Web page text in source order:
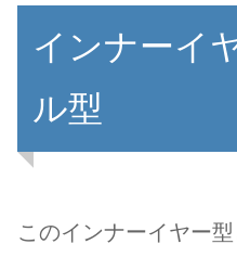
インナーイ
ル型
このインナーイヤー